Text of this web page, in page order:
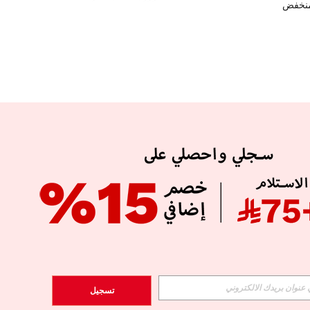
APP
الإشتراك
تسجيل